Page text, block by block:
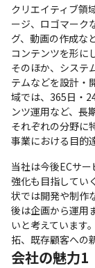
クリエイティブ領
ージ、ロゴマーク
グ、動画の作成な
コンテンツを形に
そのほか、システ
テムなどを設計・
域では、365日・
ンツ運用など、長
それぞれの分野に
事業における目的
当社は今後ECサ
強化も目指してい
状では開発や制作
後は企画から運用
いと考えています
拓、既存顧客への
会社の魅力1